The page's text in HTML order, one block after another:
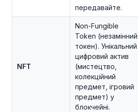
передавайте.
NFT
Non-Fungible
Token (незамінний
токен). Унікальний
цифровий актив
(мистецтво,
колекційний
предмет, ігровий
предмет) у
блокчейні.